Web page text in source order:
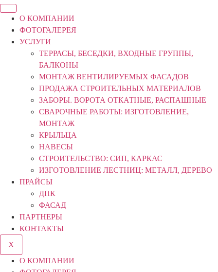
О КОМПАНИИ
ФОТОГАЛЕРЕЯ
УСЛУГИ
ТЕРРАСЫ, БЕСЕДКИ, ВХОДНЫЕ ГРУППЫ,
БАЛКОНЫ
МОНТАЖ ВЕНТИЛИРУЕМЫХ ФАСАДОВ
ПРОДАЖА СТРОИТЕЛЬНЫХ МАТЕРИАЛОВ
ЗАБОРЫ. ВОРОТА ОТКАТНЫЕ, РАСПАШНЫЕ
СВАРОЧНЫЕ РАБОТЫ: ИЗГОТОВЛЕНИЕ,
МОНТАЖ
КРЫЛЬЦА
НАВЕСЫ
СТРОИТЕЛЬСТВО: СИП, КАРКАС
ИЗГОТОВЛЕНИЕ ЛЕСТНИЦ: МЕТАЛЛ, ДЕРЕВО
ПРАЙСЫ
ДПК
ФАСАД
ПАРТНЕРЫ
КОНТАКТЫ
X
О КОМПАНИИ